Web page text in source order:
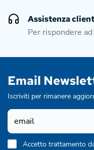
Assistenza
Per rispondere
Email
Iscriviti per rimanere
Accetto trattamento